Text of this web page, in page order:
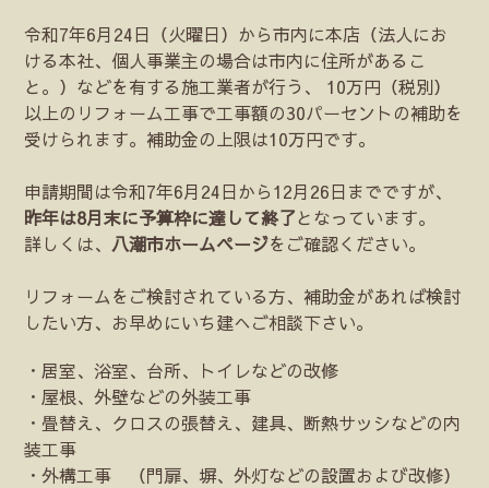
令和7年6月24日（火曜日）から市内に本店（法人にお
ける本社、個人事業主の場合は市内に住所があるこ
と。）などを有する施工業者が行う、 10万円（税別）
以上のリフォーム工事で工事額の30パーセントの補助を
受けられます。補助金の上限は10万円です。
申請期間は令和7年6月24日から12月26日までですが、
昨年は8月末に予算枠に達して終了となっています。
詳しくは、 八潮市ホームページをご確認ください。
リフォームをご検討されている方、補助金があれば検討
したい方、お早めにいち建へご相談下さい。
・居室、浴室、台所、トイレなどの改修
・屋根、外壁などの外装工事
・畳替え、クロスの張替え、建具、断熱サッシなどの内
装工事
・外構工事 （門扉、塀、外灯などの設置および改修）